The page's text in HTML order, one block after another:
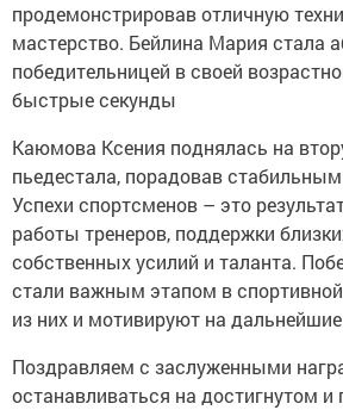
продемонстрировав отличную
мастерство. Бейлина Мария стала
победительницей в своей
быстрые секунды
Каюмова Ксения поднялась на
пьедестала, порадовав
Успехи спортсменов – это
работы тренеров, поддержки
собственных усилий и таланта.
стали важным этапом в
из них и мотивируют на
Поздравляем с заслуженными
останавливаться на достигнутом и